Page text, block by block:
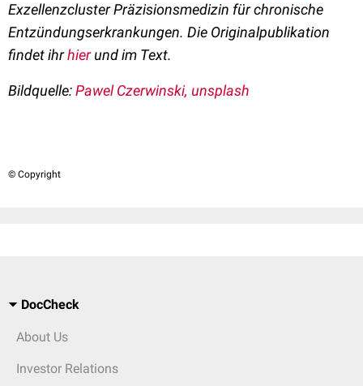
Exzellenzcluster Präzisionsmedizin für chronische
Entzündungserkrankungen. Die Originalpublikation
findet ihrhierund im Text.
Bildquelle:Pawel Czerwinski, unsplash
© Copyright
DocCheck
About Us
Investor Relations